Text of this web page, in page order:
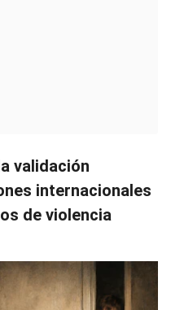
validación
internacionales
de violencia